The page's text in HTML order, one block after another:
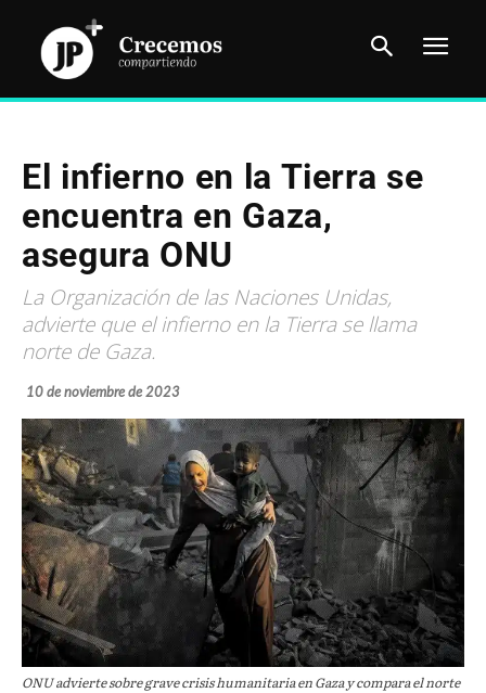
El infierno en la Tierra se
encuentra en Gaza,
asegura ONU
La Organización de las Naciones Unidas,
advierte que el infierno en la Tierra se llama
norte de Gaza.
10 de noviembre de 2023
ONU advierte sobre grave crisis humanitaria en Gaza y compara el norte